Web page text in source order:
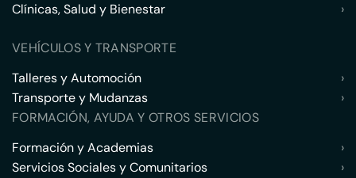
Clínicas, Salud y Bienestar
›
VEHÍCULOS Y TRANSPORTE
Talleres y Automoción
›
Transporte y Mudanzas
›
FORMACIÓN, AYUDA Y OTROS SERVICIOS
Formación y Academias
›
Servicios Sociales y Comunitarios
›